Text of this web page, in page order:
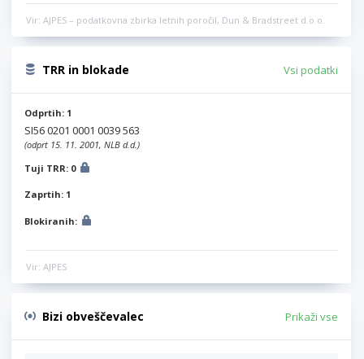
Vir: AJPES – podatkovna zbirka letnih poročil, Dun & Bradstreet d.o.o.
TRR in blokade Vsi podatki
Odprtih: 1
SI56 0201 0001 0039 563
(odprt 15. 11. 2001, NLB d.d.)
Tuji TRR: 0
Zaprtih: 1
Blokiranih:
Vir: AJPES
Bizi obveščevalec Prikaži vse